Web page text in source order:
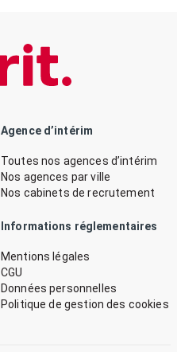
Agence d’intérim
Toutes nos agences d’intérim
Nos agences par ville
Nos cabinets de recrutement
Informations réglementaires
Mentions légales
CGU
Données personnelles
Politique de gestion des cookies